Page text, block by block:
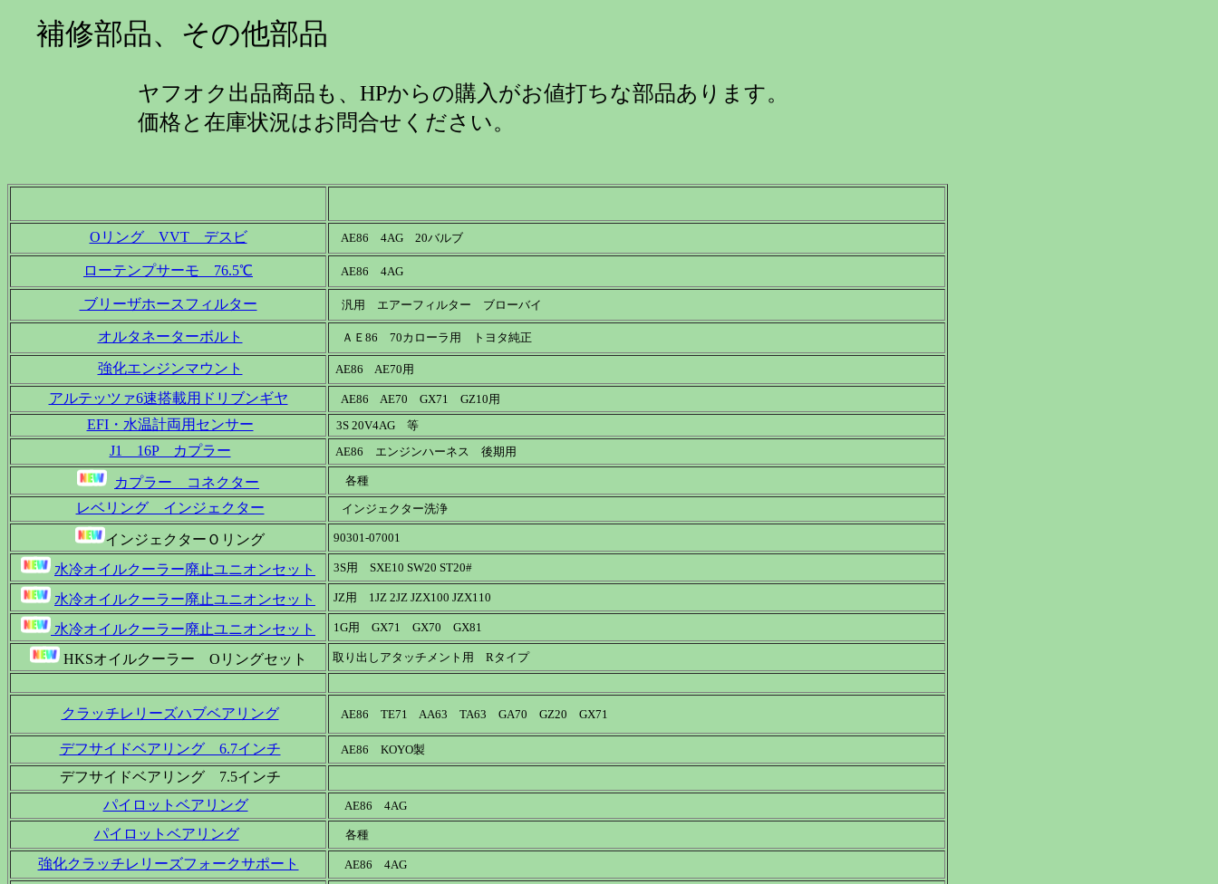
補修部品、その他部品
ヤフオク出品商品も、HPからの購入がお値打ちな部品あります。
価格と在庫状況はお問合せください。
Oリング VVT デスビ AE86 4AG 20バルブ
ローテンプサーモ 76.5℃ AE86 4AG
ブリーザホースフィルター 汎用 エアーフィルター ブローバイ
オルタネーターボルト ＡＥ86 70カローラ用 トヨタ純正
強化エンジンマウント AE86 AE70用
アルテッツァ6速搭載用ドリブンギヤ AE86 AE70 GX71 GZ10用
EFI・水温計両用センサー 3S 20V4AG 等
J1 16P カプラー AE86 エンジンハーネス 後期用
カプラー コネクター 各種
レベリング インジェクター インジェクター洗浄
インジェクターＯリング 90301-07001
水冷オイルクーラー廃止ユニオンセット 3S用 SXE10 SW20 ST20#
水冷オイルクーラー廃止ユニオンセット JZ用 1JZ 2JZ JZX100 JZX110
水冷オイルクーラー廃止ユニオンセット 1G用 GX71 GX70 GX81
HKSオイルクーラー Oリングセット 取り出しアタッチメント用 Rタイプ
クラッチレリーズハブベアリング AE86 TE71 AA63 TA63 GA70 GZ20 GX71
デフサイドベアリング 6.7インチ AE86 KOYO製
デフサイドベアリング 7.5インチ
パイロットベアリング
AE86 4AG
パイロットベアリング 各種
強化クラッチレリーズフォークサポート AE86 4AG